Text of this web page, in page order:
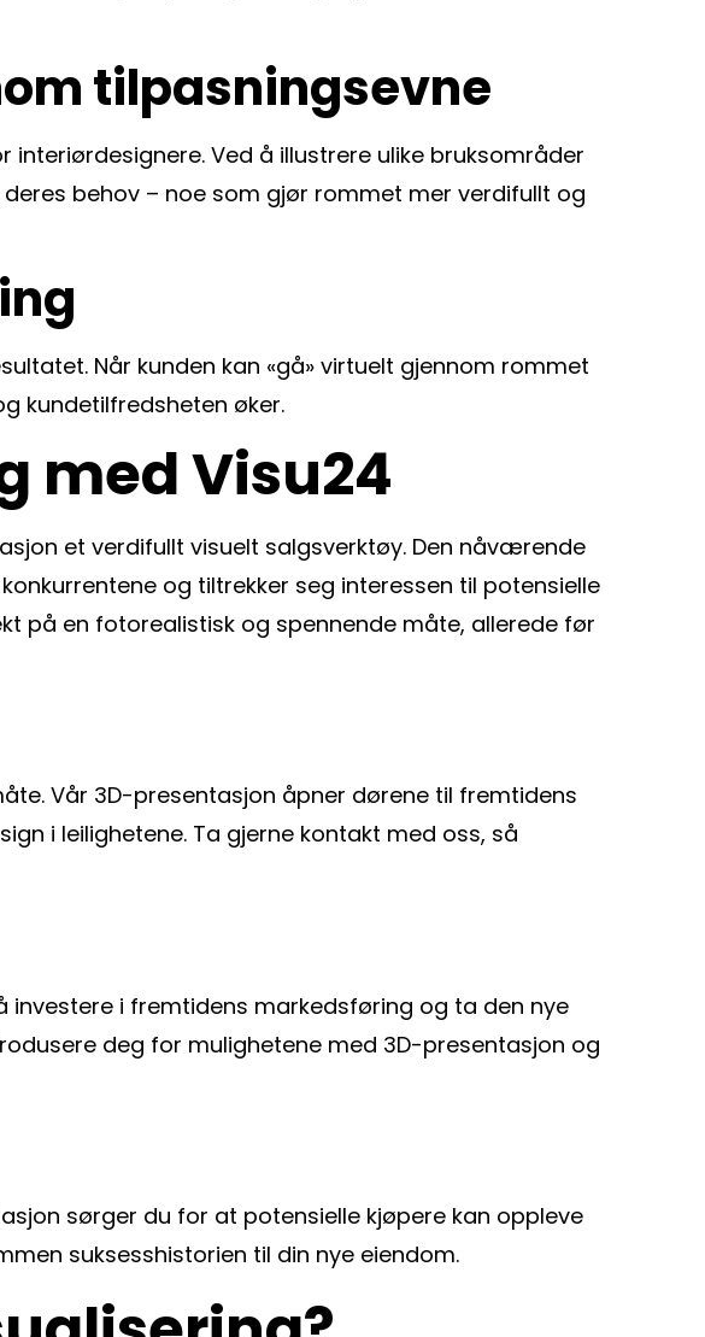
tilpasningsevne
Ved å illustrere ulike bruksområder
behov – noe som gjør rommet mer verdifullt og
Når kunden kan «gå» virtuelt gjennom rommet
kundetilfredsheten øker.
med Visu24
et verdifullt visuelt salgsverktøy. Den nåværende
og tiltrekker seg interessen til potensielle
på en fotorealistisk og spennende måte, allerede før
Vår 3D-presentasjon åpner dørene til fremtidens
i leilighetene. Ta gjerne kontakt med oss, så
investere i fremtidens markedsføring og ta den nye
deg for mulighetene med 3D-presentasjon og
sørger du for at potensielle kjøpere kan oppleve
suksesshistorien til din nye eiendom.